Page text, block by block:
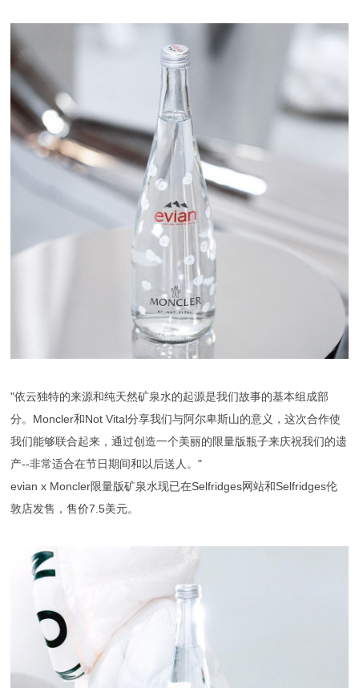
"依云独特的来源和纯天然矿泉水的起源是我们故事的基本组成部
分。Moncler和Not Vital分享我们与阿尔卑斯山的意义，这次合作使
我们能够联合起来，通过创造一个美丽的限量版瓶子来庆祝我们的遗
产--非常适合在节日期间和以后送人。"
evian x Moncler限量版矿泉水现已在Selfridges网站和Selfridges伦
敦店发售，售价7.5美元。